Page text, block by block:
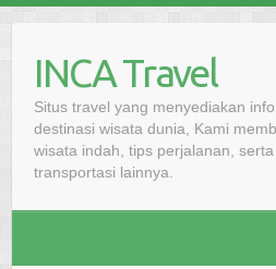
contentINCA Travel
Situs travel yang menyediakan
destinasi wisata dunia, Kami
wisata indah, tips perjalanan,
transportasi lainnya.